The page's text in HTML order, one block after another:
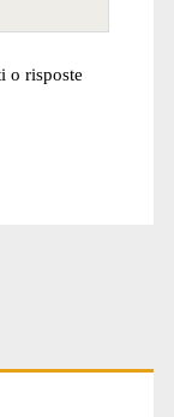
o risposte